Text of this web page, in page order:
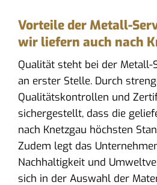
Vorteile der Metall-
wir liefern auch nach
Qualität steht bei der Metall-
an erster Stelle. Durch
Qualitätskontrollen und
sichergestellt, dass die
nach Knetzgau höchsten
Zudem legt das
Nachhaltigkeit und
sich in der Auswahl der